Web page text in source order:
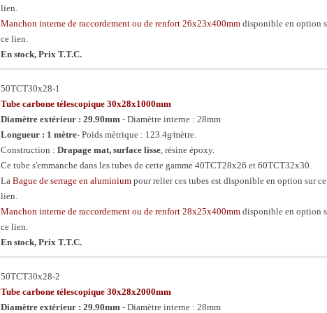
lien.
Manchon interne de raccordement ou de renfort 26x23x400mm disponible en option
ce lien.
En stock, Prix T.T.C.
50TCT30x28-1
Tube carbone télescopique 30x28x1000mm
Diamètre extérieur : 29.90mm - Diamètre interne : 28mm
Longueur : 1 mètre- Poids mètrique : 123.4g⁄mètre.
Construction : Drapage mat, surface lisse, résine époxy.
Ce tube s'emmanche dans les tubes de cette gamme 40TCT28x26 et 60TCT32x30.
La Bague de serrage en aluminium pour relier ces tubes est disponible en option sur ce
lien.
Manchon interne de raccordement ou de renfort 28x25x400mm disponible en option
ce lien.
En stock, Prix T.T.C.
50TCT30x28-2
Tube carbone télescopique 30x28x2000mm
Diamètre extérieur : 29.90mm - Diamètre interne : 28mm